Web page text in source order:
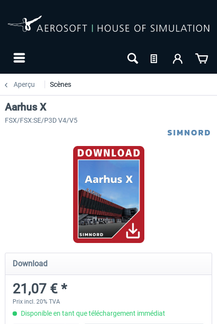
Aperçu Scènes
Mega Airport Frankfurt V2.0
30,20 € *
Mega Airport Berlin
Aarhus X
FSX/FSX:SE/P3D V4/V5
Download
21,07 € *
Prix incl. 20% TVA
Disponible en tant que téléchargement immédiat